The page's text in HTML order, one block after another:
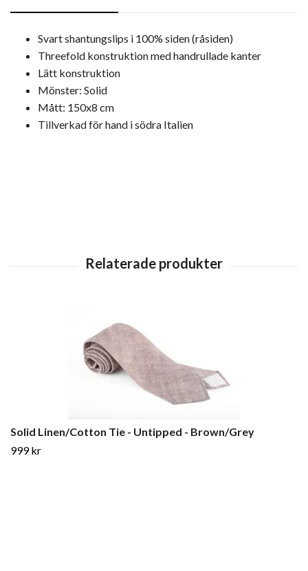
Svart shantungslips i 100% siden (råsiden)
Threefold konstruktion med handrullade kanter
Lätt konstruktion
Mönster: Solid
Mått: 150x8 cm
Tillverkad för hand i södra Italien
Solid Linen/Cotton Tie - Untipped - Brown/Grey
999 kr